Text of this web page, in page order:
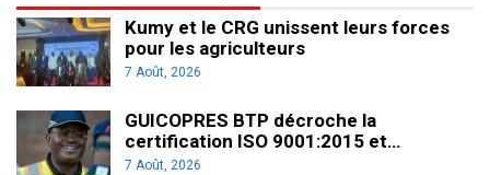
Kumy et le CRG unissent leurs forces
pour les agriculteurs
7 Août, 2026
GUICOPRES BTP décroche la
certification ISO 9001:2015 et…
7 Août, 2026